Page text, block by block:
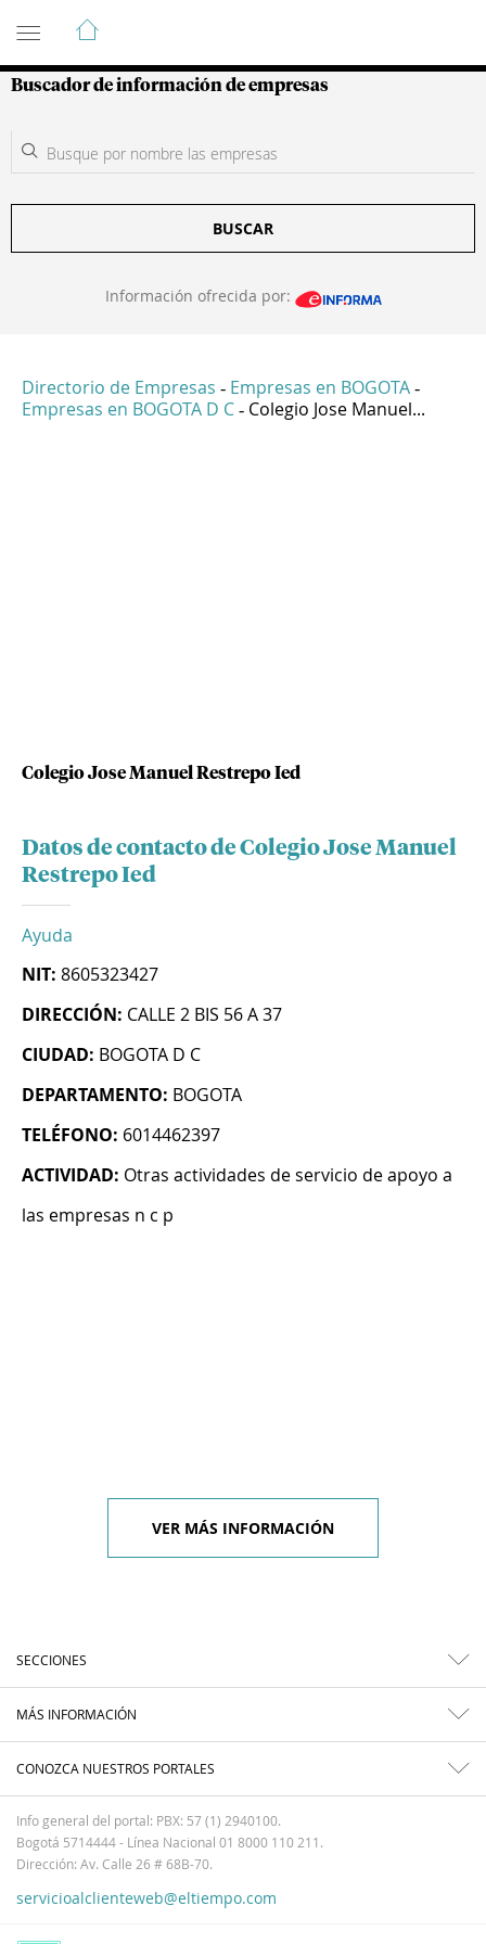
Guía de Empresas Colombianas
Buscador de información de empresas
BUSCAR
Información ofrecida por:
Directorio de Empresas - Empresas en BOGOTA -
Empresas en BOGOTA D C - Colegio Jose Manuel...
Colegio Jose Manuel Restrepo Ied
Datos de contacto de Colegio Jose Manuel
Restrepo Ied
Ayuda
NIT: 8605323427
DIRECCIÓN: CALLE 2 BIS 56 A 37
CIUDAD: BOGOTA D C
DEPARTAMENTO: BOGOTA
TELÉFONO: 6014462397
ACTIVIDAD: Otras actividades de servicio de apoyo a
las empresas n c p
VER MÁS INFORMACIÓN
SECCIONES
MÁS INFORMACIÓN
CONOZCA NUESTROS PORTALES
Info general del portal: PBX: 57 (1) 2940100.
Bogotá 5714444 - Línea Nacional 01 8000 110 211.
Dirección: Av. Calle 26 # 68B-70.
servicioalclienteweb@eltiempo.com